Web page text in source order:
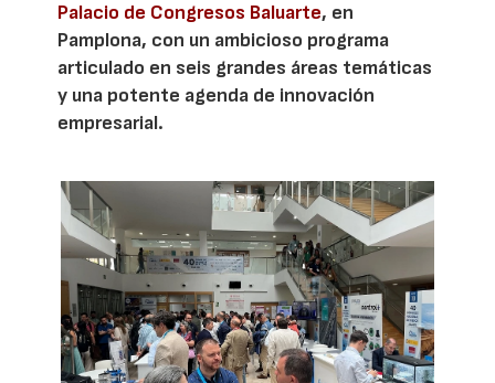
Palacio de Congresos Baluarte, en
Pamplona, con un ambicioso programa
articulado en seis grandes áreas temáticas
y una potente agenda de innovación
empresarial.